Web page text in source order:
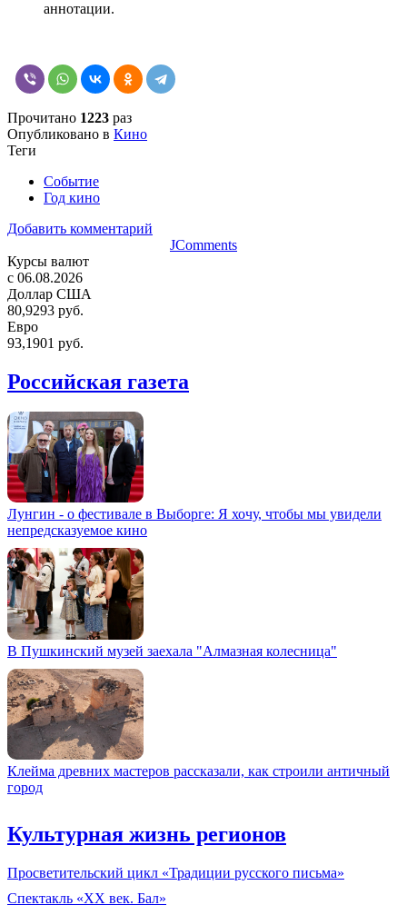
аннотации.
Прочитано 1223 раз
Опубликовано в Кино
Теги
Событие
Год кино
Добавить комментарий
JComments
Курсы валют
c 06.08.2026
Доллар США
80,9293 руб.
Евро
93,1901 руб.
Российская газета
Лунгин - о фестивале в Выборге: Я хочу, чтобы мы увидели
непредсказуемое кино
В Пушкинский музей заехала "Алмазная колесница"
Клейма древних мастеров рассказали, как строили античный
город
Культурная жизнь регионов
Просветительский цикл «Традиции русского письма»
Спектакль «XX век. Бал»